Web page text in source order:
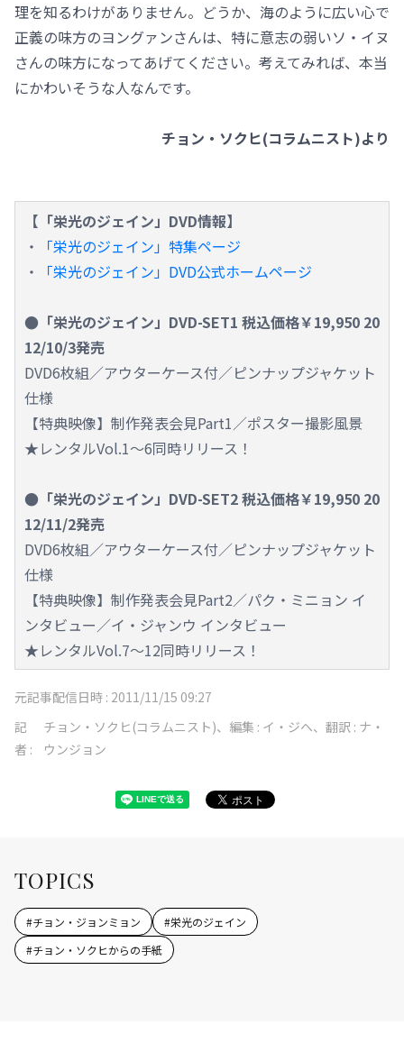
理を知るわけがありません。どうか、海のように広い心で
正義の味方のヨングァンさんは、特に意志の弱いソ・イヌ
さんの味方になってあげてください。考えてみれば、本当
にかわいそうな人なんです。
チョン・ソクヒ(コラムニスト)より
【「栄光のジェイン」DVD情報】
・
「栄光のジェイン」特集ページ
・
「栄光のジェイン」DVD公式ホームページ
●「栄光のジェイン」DVD-SET1 税込価格￥19,950 20
12/10/3発売
DVD6枚組／アウターケース付／ピンナップジャケット
仕様
【特典映像】制作発表会見Part1／ポスター撮影風景
★レンタルVol.1～6同時リリース！
●「栄光のジェイン」DVD-SET2 税込価格￥19,950 20
12/11/2発売
DVD6枚組／アウターケース付／ピンナップジャケット
仕様
【特典映像】制作発表会見Part2／パク・ミニョン イ
ンタビュー／イ・ジャンウ インタビュー
★レンタルVol.7～12同時リリース！
元記事配信日時 : 2011/11/15 09:27
記
者 :
チョン・ソクヒ(コラムニスト)、編集 : イ・ジヘ、翻訳 : ナ・
ウンジョン
TOPICS
#チョン・ジョンミョン #栄光のジェイン
#チョン・ソクヒからの手紙